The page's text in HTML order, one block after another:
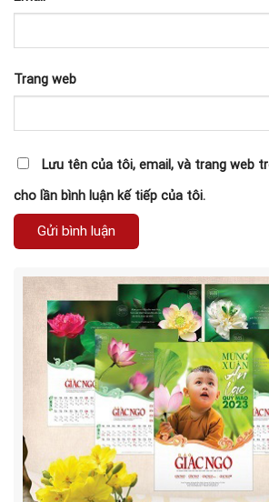
Trang web
Lưu tên của tôi, email, và trang web
cho lần bình luận kế tiếp của tôi.